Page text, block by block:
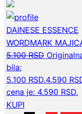
DAINESE ESSENCE
WORDMARK
5.100RSD
bila:
5.100 RSD.4.590
cena je: 4.590 RSD.
KUPI